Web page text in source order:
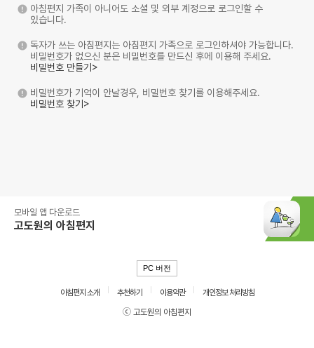
아침편지 가족이 아니어도 소셜 및 외부 계정으로 로그인할 수
있습니다.
독자가 쓰는 아침편지는 아침편지 가족으로 로그인하셔야 가능합니다.
비밀번호가 없으신 분은 비밀번호를 만드신 후에 이용해 주세요.
비밀번호 만들기>
비밀번호가 기억이 안날경우, 비밀번호 찾기를 이용해주세요.
비밀번호 찾기>
모바일 앱 다운로드
고도원의 아침편지
PC 버전
아침편지 소개 추천하기 이용약관
개인정보 처리방침
ⓒ 고도원의 아침편지